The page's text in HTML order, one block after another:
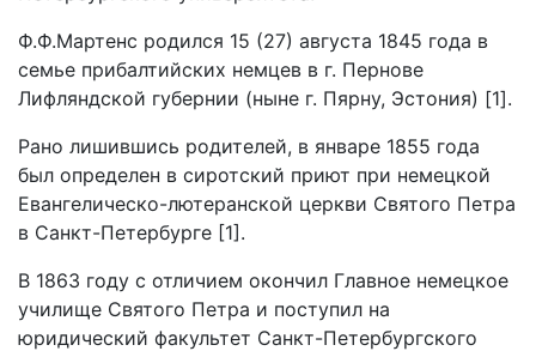
Ф.Ф.Мартенс родился 15 (27) августа 1845 года в
семье прибалтийских немцев в г. Пернове
Лифляндской губернии (ныне г. Пярну, Эстония) [1].
Рано лишившись родителей, в январе 1855 года
был определен в сиротский приют при немецкой
Евангелическо-лютеранской церкви Святого Петра
в Санкт-Петербурге [1].
В 1863 году с отличием окончил Главное немецкое
училище Святого Петра и поступил на
юридический факультет Санкт-Петербургского